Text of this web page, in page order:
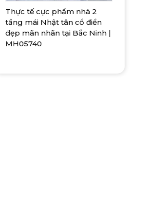
Thực tế cực phẩm nhà 2
tầng mái Nhật tân cổ điển
đẹp mãn nhãn tại Bắc Ninh |
MH05740